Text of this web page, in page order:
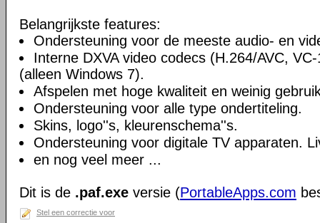
Belangrijkste features:
Ondersteuning voor de meeste audio- en
Interne DXVA video codecs (H.264/AVC,
(alleen Windows 7).
Afspelen met hoge kwaliteit en weinig
Ondersteuning voor alle type ondertiteling.
Skins, logo''s, kleurenschema''s.
Ondersteuning voor digitale TV apparaten.
en nog veel meer ...
Dit is de .paf.exe versie (PortableApps.com
Stel een correctie voor